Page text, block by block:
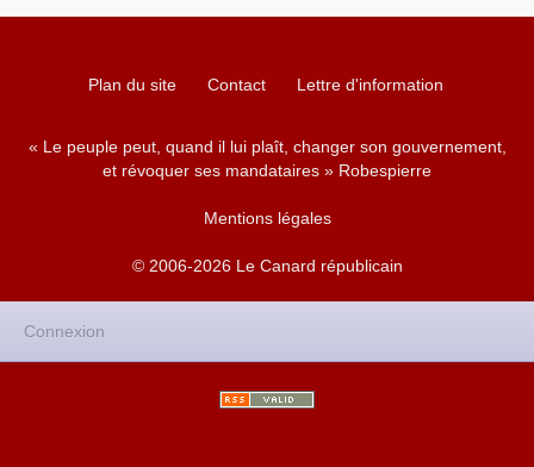
Plan du site Contact Lettre d'information
« Le peuple peut, quand il lui plaît, changer son gouvernement,
et révoquer ses mandataires » Robespierre
Mentions légales
© 2006-2026 Le Canard républicain
Connexion